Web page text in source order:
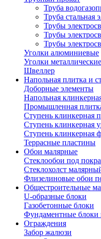
Труба
Труба стальная
Трубы
Трубы
Трубы
Уголки алюминиевые
Уголки металлические
Швеллер
Напольная плитка и
Доборные элементы
Напольная
Промышленная
Ступень клинкерная
Ступень клинкерная
Ступень клинкерная
Террасные пластины
Обои малярные
Стеклообои под
Стеклохолст
Флизелиновые обои
Общестроительные
U-образные блоки
Газобетонные блоки
Фундаментные блоки
Ограждения
Забор жалюзи